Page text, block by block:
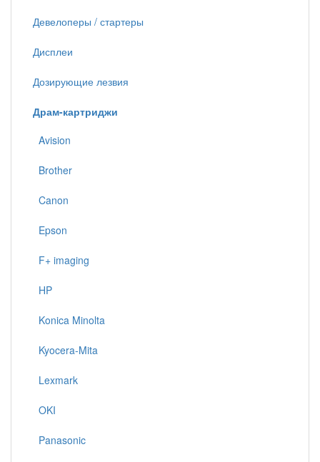
Девелоперы / стартеры
Дисплеи
Дозирующие лезвия
Драм-картриджи
Avision
Brother
Canon
Epson
F+ imaging
HP
Konica Minolta
Kyocera-Mita
Lexmark
OKI
Panasonic